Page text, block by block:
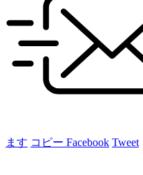
ます コピー Facebook Tweet